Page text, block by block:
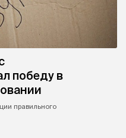
победу в
правильного